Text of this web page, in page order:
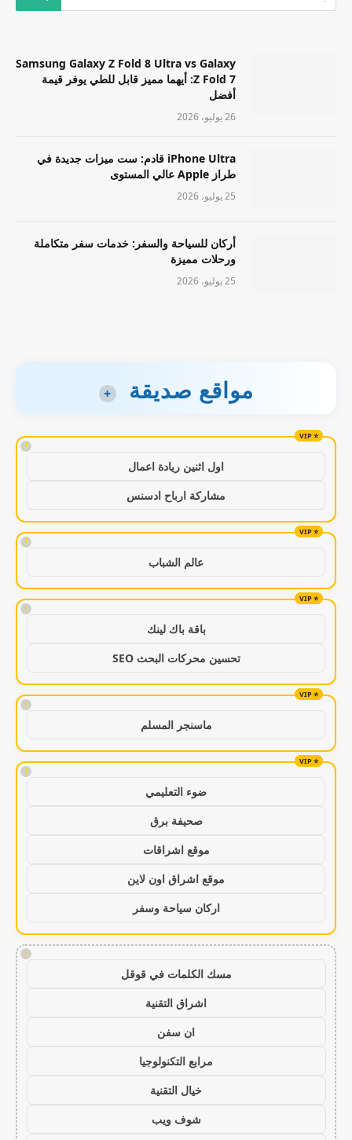
Samsung Galaxy Z Fold 8 Ultra vs Galaxy
Z Fold 7: أيهما مميز قابل للطي يوفر قيمة
أفضل
26 يوليو، 2026
iPhone Ultra قادم: ست ميزات جديدة في
طراز Apple عالي المستوى
25 يوليو، 2026
أركان للسياحة والسفر: خدمات سفر متكاملة
ورحلات مميزة
25 يوليو، 2026
مواقع صديقة +
!
اول اثنين ريادة اعمال
مشاركة ارباح ادسنس
!
عالم الشباب
!
باقة باك لينك
تحسين محركات البحث SEO
!
ماسنجر المسلم
!
ضوء التعليمي
صحيفة برق
موقع اشراقات
موقع اشراق اون لاين
اركان سياحة وسفر
!
مسك الكلمات في قوقل
اشراق التقنية
ان سفن
مرابع التكنولوجيا
خيال التقنية
شوف ويب